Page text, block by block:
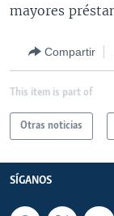
LAS CLAVES
BUENOS DÍAS
EL MUNDO AL
FORO [RADIO]
DEPORTIVO
SÍGANOS
mayores
Compartir
This item is part of
Otras noticias
SÍGANOS